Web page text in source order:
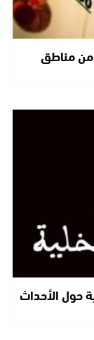
من مناطق
حول الأحداث